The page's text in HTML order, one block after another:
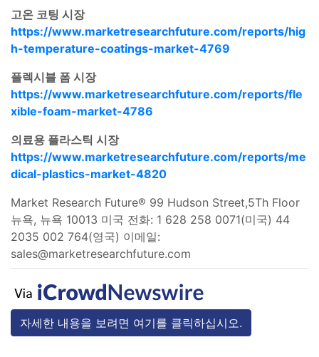
고온 코팅 시장
https://www.marketresearchfuture.com/reports/hig
h-temperature-coatings-market-4769
플렉시블 폼 시장
https://www.marketresearchfuture.com/reports/fle
xible-foam-market-4786
의료용 플라스틱 시장
https://www.marketresearchfuture.com/reports/me
dical-plastics-market-4820
Market Research Future® 99 Hudson Street,5Th Floor
뉴욕, 뉴욕 10013 미국 전화: 1 628 258 0071(미국) 44
2035 002 764(영국) 이메일:
sales@marketresearchfuture.com
자세한 내용을 보려면 여기를 클릭하십시오.